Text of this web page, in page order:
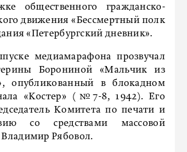
общественного гражданско-
движения «Бессмертный полк
«Петербургский дневник».
медиамарафона прозвучал
Борониной «Мальчик из
опубликованный в блокадном
«Костер» (№7-8, 1942). Его
Комитета по печати и
со средствами массовой
Рябовол.